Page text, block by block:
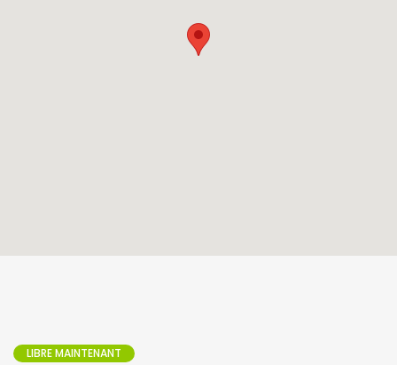
LIBRE MAINTENANT